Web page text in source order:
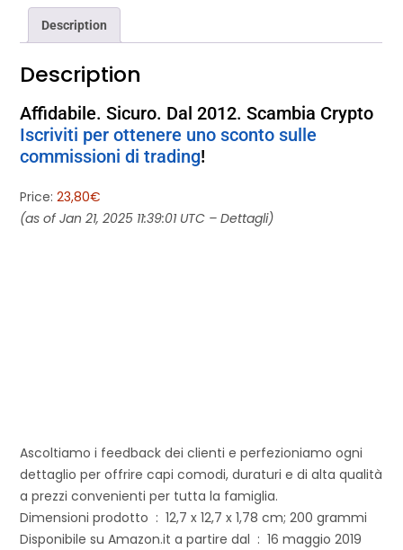
Description
Description
Affidabile. Sicuro. Dal 2012. Scambia Crypto
Iscriviti per ottenere uno sconto sulle
commissioni di trading!
Price:23,80€
(as of Jan 21, 2025 11:39:01 UTC –Dettagli)
Ascoltiamo i feedback dei clienti e perfezioniamo ogni
dettaglio per offrire capi comodi, duraturi e di alta qualità
a prezzi convenienti per tutta la famiglia.
Dimensioni prodotto ‏ : ‎ 12,7 x 12,7 x 1,78 cm; 200 grammi
Disponibile su Amazon.it a partire dal ‏ : ‎ 16 maggio 2019